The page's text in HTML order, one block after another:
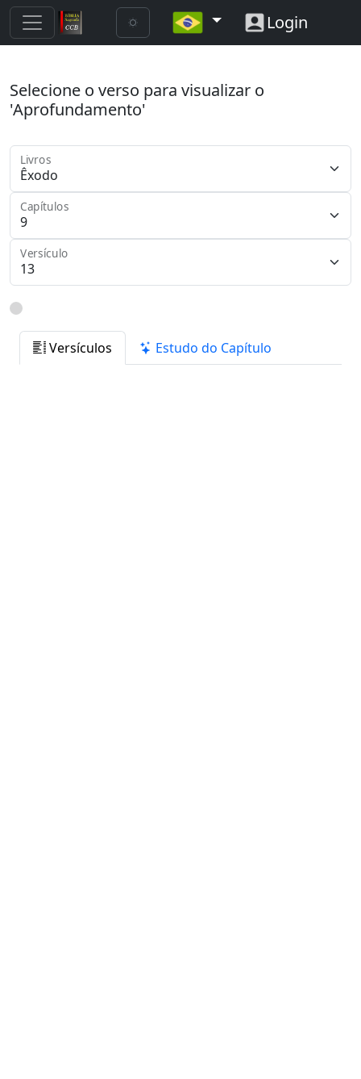
Login
Selecione o verso para visualizar o
'Aprofundamento'
Livros
Capítulos
Versículo
Versículos Estudo do Capítulo